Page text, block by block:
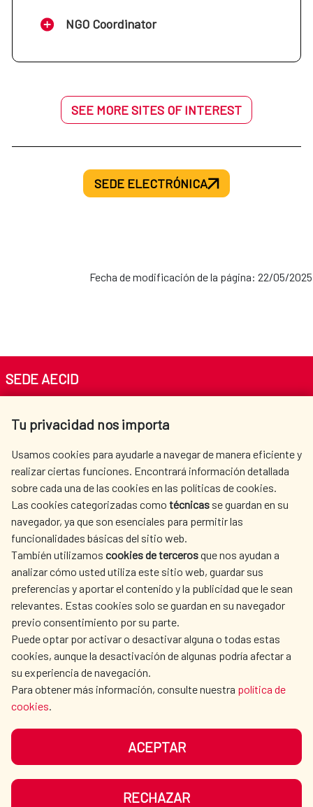
NGO Coordinator
SEE MORE SITES OF INTEREST
SEDE ELECTRÓNICA
Fecha de modificación de la página: 22/05/2025
Tu privacidad nos importa
Usamos cookies para ayudarle a navegar de manera eficiente y
realizar ciertas funciones. Encontrará información detallada
sobre cada una de las cookies en las políticas de cookies.
Las cookies categorizadas como técnicas se guardan en su
navegador, ya que son esenciales para permitir las
funcionalidades básicas del sitio web.
También utilizamos cookies de tercerosque nos ayudan a
analizar cómo usted utiliza este sitio web, guardar sus
preferencias y aportar el contenido y la publicidad que le sean
relevantes. Estas cookies solo se guardan en su navegador
previo consentimiento por su parte.
Puede optar por activar o desactivar alguna o todas estas
cookies, aunque la desactivación de algunas podría afectar a
su experiencia de navegación.
Para obtener más información, consulte nuestra política de
cookies.
ACEPTAR
RECHAZAR
SEDE AECID
Tel. +34 900 20 30 54​​​​​​​
AECID
WHERE DO WE COOPERATE?
SPANISH HUMANITARIAN
ACTION
PRESS ROOM
CULTURE AND SCIENCE LIBRARY
OUR SOCIAL MEDIA
DATA PROTECTION
SITEMAP